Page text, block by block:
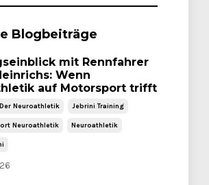
Blogbeiträge
mit Rennfahrer
Wenn
auf Motorsport trifft
Neuroathletik Jebrini Training
Neuroathletik Neuroathletik